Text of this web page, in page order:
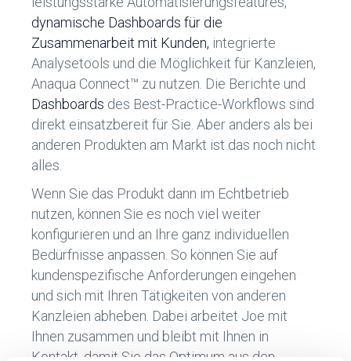
dynamische Dashboards für die
Zusammenarbeit mit Kunden, integrierte
Analysetools und die Möglichkeit für Kanzleien,
Anaqua Connect™ zu nutzen. Die Berichte und
Dashboards des Best-Practice-Workflows sind
direkt einsatzbereit für Sie. Aber anders als bei
anderen Produkten am Markt ist das noch nicht
alles.
Wenn Sie das Produkt dann im Echtbetrieb
nutzen, können Sie es noch viel weiter
konfigurieren und an Ihre ganz individuellen
Bedürfnisse anpassen. So können Sie auf
kundenspezifische Anforderungen eingehen
und sich mit Ihren Tätigkeiten von anderen
Kanzleien abheben. Dabei arbeitet Joe mit
Ihnen zusammen und bleibt mit Ihnen in
Kontakt, damit Sie das Optimum aus den